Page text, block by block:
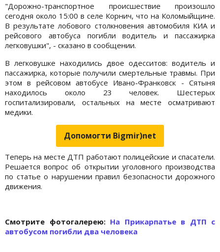
"Дорожно-транспортное происшествие произошло
сегодня около 15:00 в селе Корнич, что на Коломыйщине.
В результате лобового столкновения автомобиля КИА и
рейсового автобуса погибли водитель и пассажирка
легковушки", - сказано в сообщении.
В легковушке находились двое одесситов: водитель и
пассажирка, которые получили смертельные травмы. При
этом в рейсовом автобусе Ивано-Франковск - Сятыня
находилось около 23 человек. Шестерых
госпитализировали, остальных на месте осматривают
медики.
Допомогти Bigmir)net
Теперь на месте ДТП работают полицейские и спасатели.
Решается вопрос об открытии уголовного производства
по статье о нарушении правил безопасности дорожного
движения.
Cмотрите фотогалерею: На Прикарпатье в ДТП с
автобусом погибли два человека